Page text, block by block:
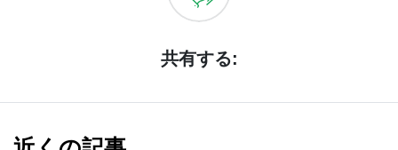
共有する: